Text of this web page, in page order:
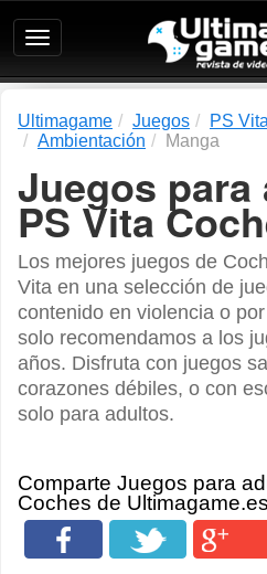
Ultimagame:
Revista
de
Ultimagame Juegos PS Vita
Ambientación
Manga
Juegos
PS Vita
Los mejores juegos de
Vita en una selección de
contenido en violencia o
solo recomendamos a los
años. Disfruta con juegos
corazones débiles, o con
solo para adultos.
Comparte Juegos para
Coches de